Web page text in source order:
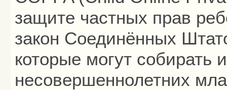
защите частных прав
закон Соединённых
которые могут
несовершеннолетних